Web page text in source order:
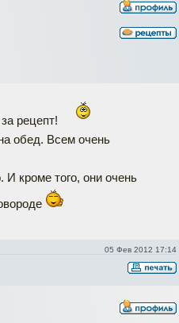
рецепт!
обед. Всем очень
И кроме того, они очень
05 Фев 2012 17:14